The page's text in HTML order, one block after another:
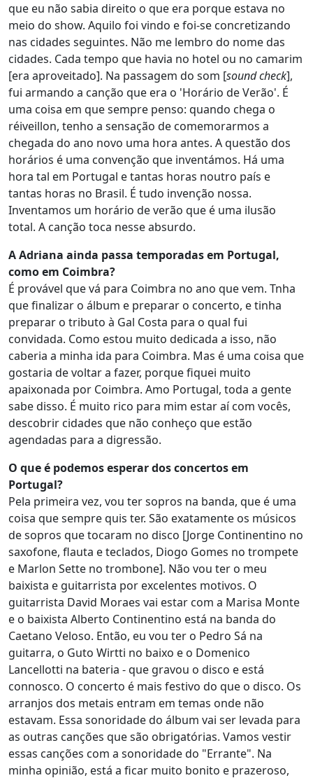
que eu não sabia direito o que era porque estava no
meio do show. Aquilo foi vindo e foi-se concretizando
nas cidades seguintes. Não me lembro do nome das
cidades. Cada tempo que havia no hotel ou no camarim
[era aproveitado]. Na passagem do som [sound check],
fui armando a canção que era o 'Horário de Verão'. É
uma coisa em que sempre penso: quando chega o
réiveillon, tenho a sensação de comemorarmos a
chegada do ano novo uma hora antes. A questão dos
horários é uma convenção que inventámos. Há uma
hora tal em Portugal e tantas horas noutro país e
tantas horas no Brasil. É tudo invenção nossa.
Inventamos um horário de verão que é uma ilusão
total. A canção toca nesse absurdo.
A Adriana ainda passa temporadas em Portugal,
como em Coimbra?
É provável que vá para Coimbra no ano que vem. Tnha
que finalizar o álbum e preparar o concerto, e tinha
preparar o tributo à Gal Costa para o qual fui
convidada. Como estou muito dedicada a isso, não
caberia a minha ida para Coimbra. Mas é uma coisa que
gostaria de voltar a fazer, porque fiquei muito
apaixonada por Coimbra. Amo Portugal, toda a gente
sabe disso. É muito rico para mim estar aí com vocês,
descobrir cidades que não conheço que estão
agendadas para a digressão.
O que é podemos esperar dos concertos em
Portugal?
Pela primeira vez, vou ter sopros na banda, que é uma
coisa que sempre quis ter. São exatamente os músicos
de sopros que tocaram no disco [Jorge Continentino no
saxofone, flauta e teclados, Diogo Gomes no trompete
e Marlon Sette no trombone]. Não vou ter o meu
baixista e guitarrista por excelentes motivos. O
guitarrista David Moraes vai estar com a Marisa Monte
e o baixista Alberto Continentino está na banda do
Caetano Veloso. Então, eu vou ter o Pedro Sá na
guitarra, o Guto Wirtti no baixo e o Domenico
Lancellotti na bateria - que gravou o disco e está
connosco. O concerto é mais festivo do que o disco. Os
arranjos dos metais entram em temas onde não
estavam. Essa sonoridade do álbum vai ser levada para
as outras canções que são obrigatórias. Vamos vestir
essas canções com a sonoridade do "Errante". Na
minha opinião, está a ficar muito bonito e prazeroso,